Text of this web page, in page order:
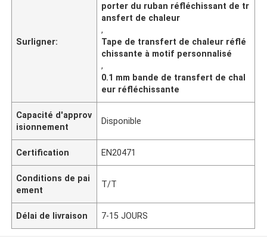
Surligner:
porter du ruban réfléchissant de tr
ansfert de chaleur
,
Tape de transfert de chaleur réflé
chissante à motif personnalisé
,
0.1 mm bande de transfert de chal
eur réfléchissante
Capacité d'approv
isionnement
Disponible
Certification EN20471
Conditions de pai
ement
T/T
Délai de livraison 7-15 JOURS